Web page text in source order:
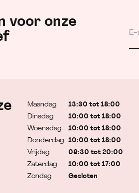
voor onze
Maandag
Dinsdag
Woensdag
Donderdag
Vrijdag
Zaterdag
Zondag
13:30 tot 18:00
10:00 tot 18:00
10:00 tot 18:00
10:00 tot 18:00
09:30 tot 20:00
10:00 tot 17:00
Gesloten